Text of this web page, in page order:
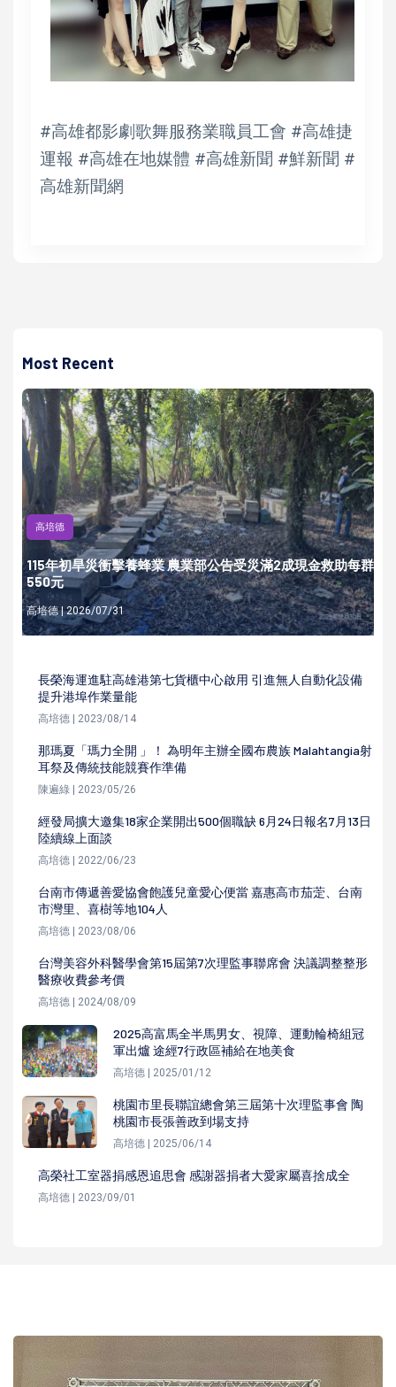
#高雄都影劇歌舞服務業職員工會 #高雄捷
運報 #高雄在地媒體 #高雄新聞 #鮮新聞 #
高雄新聞網
Most Recent
高培德
115年初旱災衝擊養蜂業 農業部公告受災滿2成現金救助每群
550元
高培德 | 2026/07/31
長榮海運進駐高雄港第七貨櫃中心啟用 引進無人自動化設備
提升港埠作業量能
高培德 | 2023/08/14
那瑪夏「瑪力全開 」！ 為明年主辦全國布農族 Malahtangia射
耳祭及傳統技能競賽作準備
陳遍綠 | 2023/05/26
經發局擴大邀集18家企業開出500個職缺 6月24日報名7月13日
陸續線上面談
高培德 | 2022/06/23
台南市傳遞善愛協會飽護兒童愛心便當 嘉惠高市茄萣、台南
市灣里、喜樹等地104人
高培德 | 2023/08/06
台灣美容外科醫學會第15屆第7次理監事聯席會 決議調整整形
醫療收費參考價
高培德 | 2024/08/09
2025高富馬全半馬男女、視障、運動輪椅組冠
軍出爐 途經7行政區補給在地美食
高培德 | 2025/01/12
桃園市里長聯誼總會第三屆第十次理監事會 陶
桃園市長張善政到場支持
高培德 | 2025/06/14
高榮社工室器捐感恩追思會 感謝器捐者大愛家屬喜捨成全
高培德 | 2023/09/01